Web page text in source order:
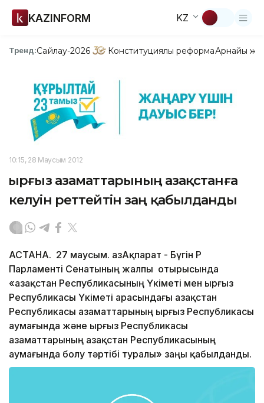
KAZINFORM KZ
Тренд:Сайлау-2026 Конституциялық реформаАрнайы
10:15, 28 Маусым 2012
Қырғыз азаматтарының Қазақстанға
келуін реттейтін заң қабылданды
АСТАНА. 27 маусым. ҚазАқпарат - Бүгін ҚР
Парламенті Сенатының жалпы отырысында
«Қазақстан Республикасының Үкіметі мен Қырғыз
Республикасы Үкіметі арасындағы Қазақстан
Республикасы азаматтарының Қырғыз Республикасы
аумағында және Қырғыз Республикасы
азаматтарының Қазақстан Республикасының
аумағында болу тәртібі туралы» заңы қабылданды.